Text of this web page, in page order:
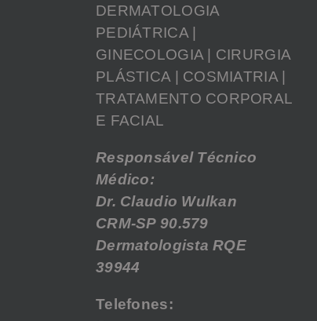
DERMATOLOGIA
PEDIÁTRICA |
GINECOLOGIA | CIRURGIA
PLÁSTICA | COSMIATRIA |
TRATAMENTO CORPORAL
E FACIAL
Responsável Técnico
Médico:
Dr. Claudio Wulkan
CRM-SP 90.579
Dermatologista RQE
39944
Telefones: